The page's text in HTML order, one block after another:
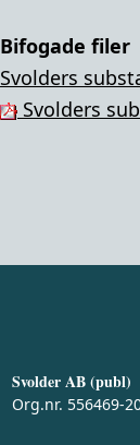
Bifogade filer
Svolders
Svolders
Svolder AB (publ)
Org.nr. 556469-